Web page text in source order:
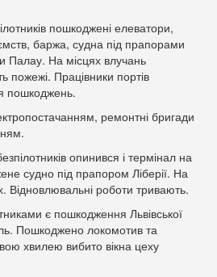
пошкоджені елеватори,
баржа, судна під прапорами
Палау. На місцях влучань
пожежі. Працівники портів
пошкоджень.
ремонтні бригади
опинився і термінал на
судно під прапором Ліберії. На
Відновлювальні роботи тривають.
є пошкодження Львівської
Пошкоджено локомотив та
хвилею вибито вікна цеху